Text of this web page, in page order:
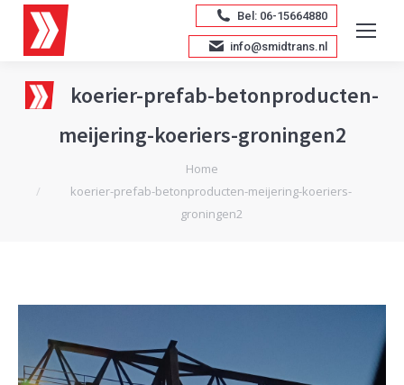
Bel: 06-15664880
info@smidtrans.nl
koerier-prefab-betonproducten-
meijering-koeriers-groningen2
Home
koerier-prefab-betonproducten-meijering-koeriers-
groningen2